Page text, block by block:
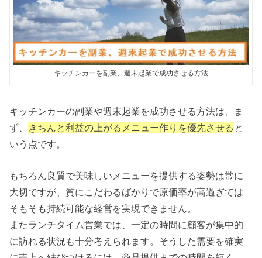
キッチンカーを副業、週末起業で成功させる方法
キッチンカーの副業や週末起業を成功させる方法は、ま
ず、 きちんと利益の上がるメニュー作りを優先させる と
いう点です。
もちろん良質で美味しいメニューを提供する姿勢は常に
大切ですが、質にこだわるばかりで原価率が高過ぎては
そもそも持続可能な経営を実現できません。
またランチタイム営業では、一定の時間に顧客が集中的
に訪れる状況も十分考えられます。そうした需要を確実